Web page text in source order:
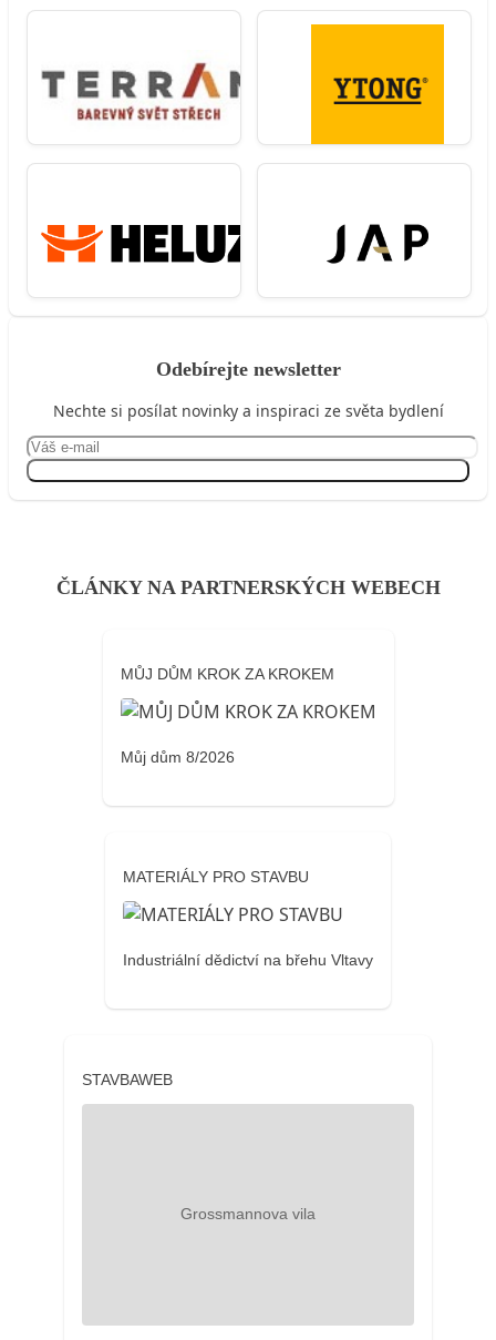
Odebírejte newsletter
Nechte si posílat novinky a inspiraci ze světa bydlení
ČLÁNKY NA PARTNERSKÝCH WEBECH
MŮJ DŮM KROK ZA KROKEM
Můj dům 8/2026
MATERIÁLY PRO STAVBU
Industriální dědictví na břehu Vltavy
STAVBAWEB